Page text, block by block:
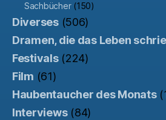
Sachbücher(150)
Diverses(506)
Dramen, die das Leben
Festivals(224)
Film (61)
Haubentaucher des Monats
Interviews(84)